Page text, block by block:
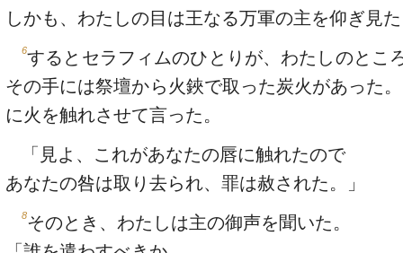
しかも、わたしの目は王なる万軍の主を仰ぎ見
6するとセラフィムのひとりが、わたしのとこ
その手には祭壇から火鋏で取った炭火があった。
に火を触れさせて言った。
「見よ、これがあなたの唇に触れたので
あなたの咎は取り去られ、罪は赦された。」
8そのとき、わたしは主の御声を聞いた。